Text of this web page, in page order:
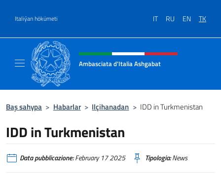
Italiýan hökümeti IT RU EN TK
Intestazione sito, social e menù
Ambasciata d'Italia Ashgabat
Baş sahypa > Habarlar > Ilçihanadan > IDD in Turkmenistan
IDD in Turkmenistan
Data pubblicazione:February 17 2025 Tipologia:News